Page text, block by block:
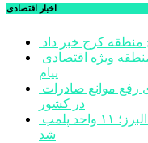
اخبار اقتصادی
منطقه کرج خبر داد
پیام
در کشور
شد